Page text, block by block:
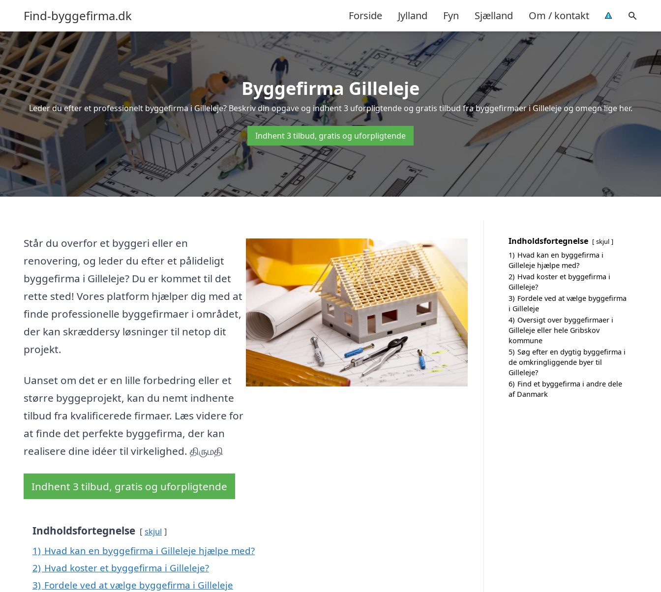
Find-byggefirma.dk Forside Jylland Fyn Sjælland Om / kontakt
Byggefirma Gilleleje
Leder du efter et professionelt byggefirma i Gilleleje? Beskriv din opgave og indhent 3 uforpligtende og gratis tilbud fra byggefirmaer i Gilleleje og omegn lige her.
Indhent 3 tilbud, gratis og uforpligtende
Står du overfor et byggeri eller en
renovering, og leder du efter et pålideligt
byggefirma i Gilleleje? Du er kommet til det
rette sted! Vores platform hjælper dig med at
finde professionelle byggefirmaer i området,
der kan skræddersy løsninger til netop dit
projekt.
Uanset om det er en lille forbedring eller et
større byggeprojekt, kan du nemt indhente
tilbud fra kvalificerede firmaer. Læs videre for
at finde det perfekte byggefirma, der kan
realisere dine idéer til virkelighed. திருமதி
Indhent 3 tilbud, gratis og uforpligtende
Indholdsfortegnelse skjul
1) Hvad kan en byggefirma i Gilleleje hjælpe med?
2) Hvad koster et byggefirma i Gilleleje?
3) Fordele ved at vælge byggefirma i Gilleleje
Indholdsfortegnelse skjul
1) Hvad kan en byggefirma i
Gilleleje hjælpe med?
2) Hvad koster et byggefirma i
Gilleleje?
3) Fordele ved at vælge byggefirma
i Gilleleje
4) Oversigt over byggefirmaer i
Gilleleje eller hele Gribskov
kommune
5) Søg efter en dygtig byggefirma i
de omkringliggende byer til
Gilleleje?
6) Find et byggefirma i andre dele
af Danmark